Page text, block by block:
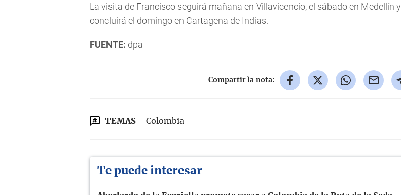
La visita de Francisco seguirá mañana en Villavicencio, el sábado en Medellín y
concluirá el domingo en Cartagena de Indias.
FUENTE: dpa
Compartir la nota:
TEMAS Colombia
Te puede interesar